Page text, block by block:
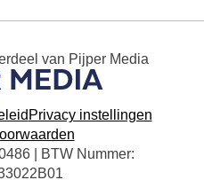
van Pijper Media
Privacy instellingen
| BTW Nummer: